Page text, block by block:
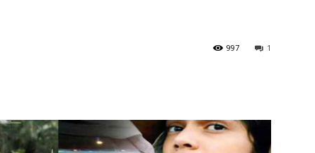
1
997